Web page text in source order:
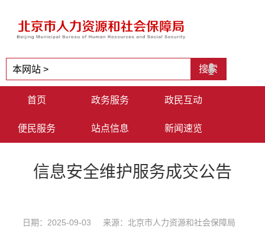
首页 政务服务 政民互动
便民服务 站点信息 新闻速览
信息安全维护服务成交公告
日期：2025-09-03 来源：北京市人力资源和社会保障局